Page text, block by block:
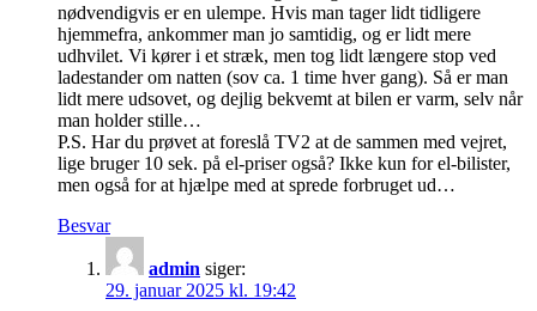
nødvendigvis er en ulempe. Hvis man tager lidt tidligere
hjemmefra, ankommer man jo samtidig, og er lidt mere
udhvilet. Vi kører i et stræk, men tog lidt længere stop ved
ladestander om natten (sov ca. 1 time hver gang). Så er man
lidt mere udsovet, og dejlig bekvemt at bilen er varm, selv når
man holder stille…
P.S. Har du prøvet at foreslå TV2 at de sammen med vejret,
lige bruger 10 sek. på el-priser også? Ikke kun for el-bilister,
men også for at hjælpe med at sprede forbruget ud…
Besvar
admin siger:
29. januar 2025 kl. 19:42